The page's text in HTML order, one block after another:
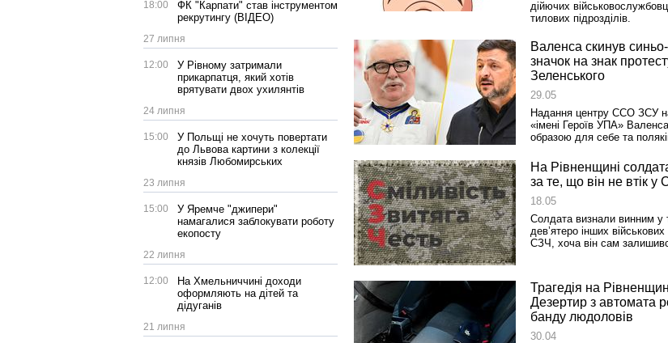
18:00
ФК "Карпати" став інструментом
рекрутингу (ВІДЕО)
27 липня
12:00
У Рівному затримали
прикарпатця, який хотів
врятувати двох ухилянтів
24 липня
15:00
У Польщі не хочуть повертати
до Львова картини з колекції
князів Любомирських
23 липня
15:00
У Яремче "джипери"
намагалися заблокувати роботу
екопосту
22 липня
12:00
На Хмельниччині доходи
оформляють на дітей та
дідуганів
21 липня
дійючих
тилових підрозділів.
Валенса скинув
значок на знак
Зеленського
29.05
Надання центру ССО ЗСУ
«імені Героїв УПА»
образою для себе та
На Рівненщині
за те, що він не втік у
18.05
Солдата визнали винним у
дев’ятеро інших
СЗЧ, хоча він сам
Трагедія на
Дезертир з автомата
банду людоловів
30.04